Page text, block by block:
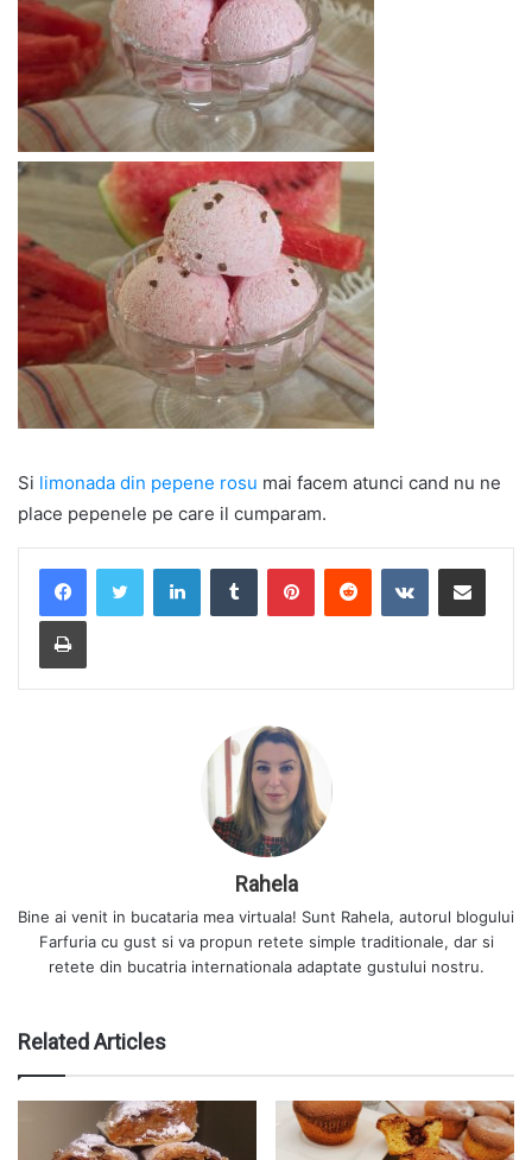
Si limonada din pepene rosu mai facem atunci cand nu ne
place pepenele pe care il cumparam.
Rahela
Bine ai venit in bucataria mea virtuala! Sunt Rahela, autorul blogului
Farfuria cu gust si va propun retete simple traditionale, dar si
retete din bucatria internationala adaptate gustului nostru.
Related Articles